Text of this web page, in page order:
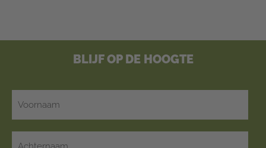
BLIJF OP DE HOOGTE